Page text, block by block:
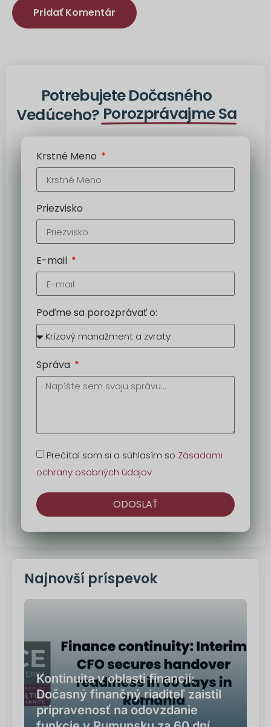
Potrebujete Dočasného
Vedúceho? Porozprávajme Sa
Krstné Meno
Priezvisko
E-mail
Poďme sa porozprávať o:
Správa
Prečítal som si a súhlasím so Zásadami
ochrany osobných údajov
ODOSLAŤ
Najnovší príspevok
Kontinuita v oblasti financií:
Dočasný finančný riaditeľ zaistil
pripravenosť na odovzdanie